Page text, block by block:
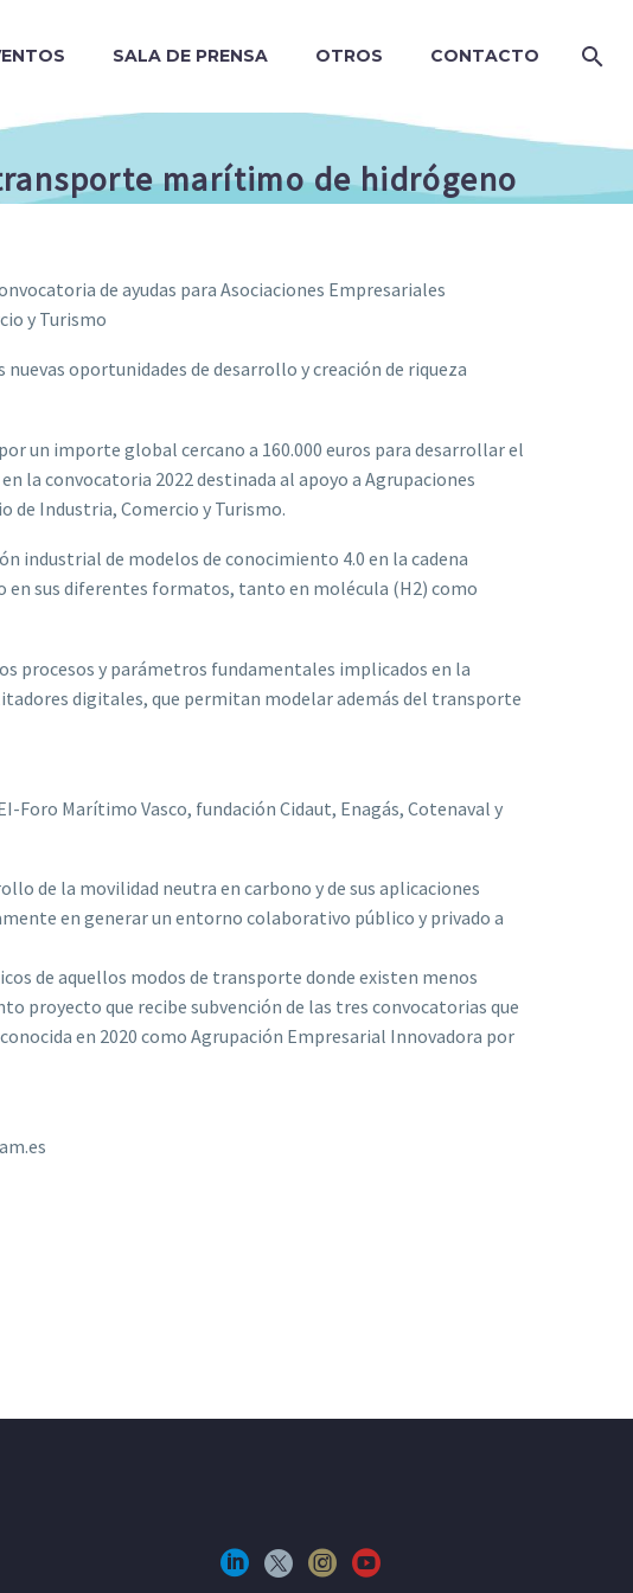
SALA DE PRENSA OTROS CONTACTO
marítimo de hidrógeno
de ayudas para Asociaciones Empresariales
y Turismo
nuevas oportunidades de desarrollo y creación de riqueza
un importe global cercano a 160.000 euros para desarrollar el
la convocatoria 2022 destinada al apoyo a Agrupaciones
de Industria, Comercio y Turismo.
industrial de modelos de conocimiento 4.0 en la cadena
sus diferentes formatos, tanto en molécula (H2) como
procesos y parámetros fundamentales implicados en la
digitales, que permitan modelar además del transporte
Foro Marítimo Vasco, fundación Cidaut, Enagás, Cotenaval y
de la movilidad neutra en carbono y de sus aplicaciones
en generar un entorno colaborativo público y privado a
de aquellos modos de transporte donde existen menos
proyecto que recibe subvención de las tres convocatorias que
en 2020 como Agrupación Empresarial Innovadora por